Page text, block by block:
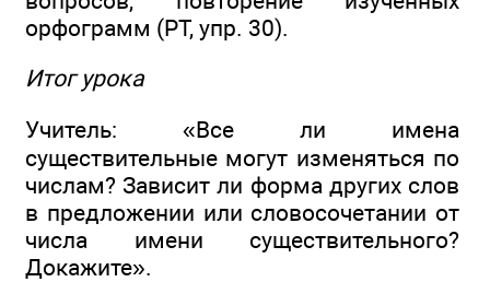
орфограмм (РТ, упр. 30).
Итог урока
Учитель: «Все ли имена
существительные могут изменяться по
числам? Зависит ли форма других слов
в предложении или словосочетании от
числа имени существительного?
Докажите».